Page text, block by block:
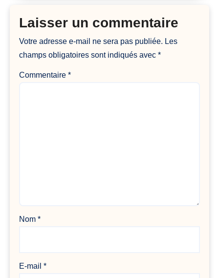
Laisser un commentaire
Votre adresse e-mail ne sera pas publiée. Les
champs obligatoires sont indiqués avec*
Commentaire*
Nom*
E-mail*